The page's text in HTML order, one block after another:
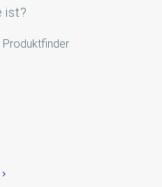
ist?
Produktfinder